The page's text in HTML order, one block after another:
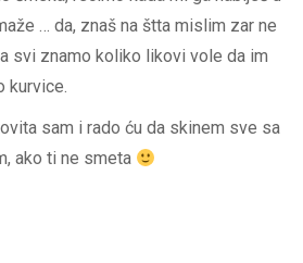
… da, znaš na štta mislim zar ne
svi znamo koliko likovi vole da im
kurvice.
sam i rado ću da skinem sve sa
ako ti ne smeta